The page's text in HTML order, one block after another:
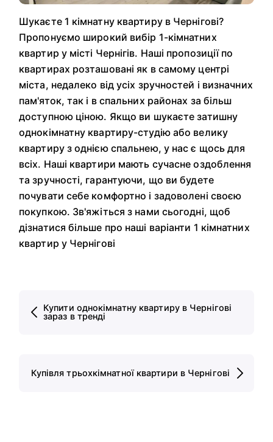
Шукаєте 1 кімнатну квартиру в Чернігові?
Пропонуємо широкий вибір 1-кімнатних
квартир у місті Чернігів. Наші пропозиції по
квартирах розташовані як в самому центрі
міста, недалеко від усіх зручностей і визначних
пам'яток, так і в спальних районах за більш
доступною ціною. Якщо ви шукаєте затишну
однокімнатну квартиру-студію або велику
квартиру з однією спальнею, у нас є щось для
всіх. Наші квартири мають сучасне оздоблення
та зручності, гарантуючи, що ви будете
почувати себе комфортно і задоволені своєю
покупкою. Зв'яжіться з нами сьогодні, щоб
дізнатися більше про наші варіанти 1 кімнатних
квартир у Чернігові
Купити однокімнатну квартиру в Чернігові
зараз в тренді
Купівля трьохкімнатної квартири в Чернігові